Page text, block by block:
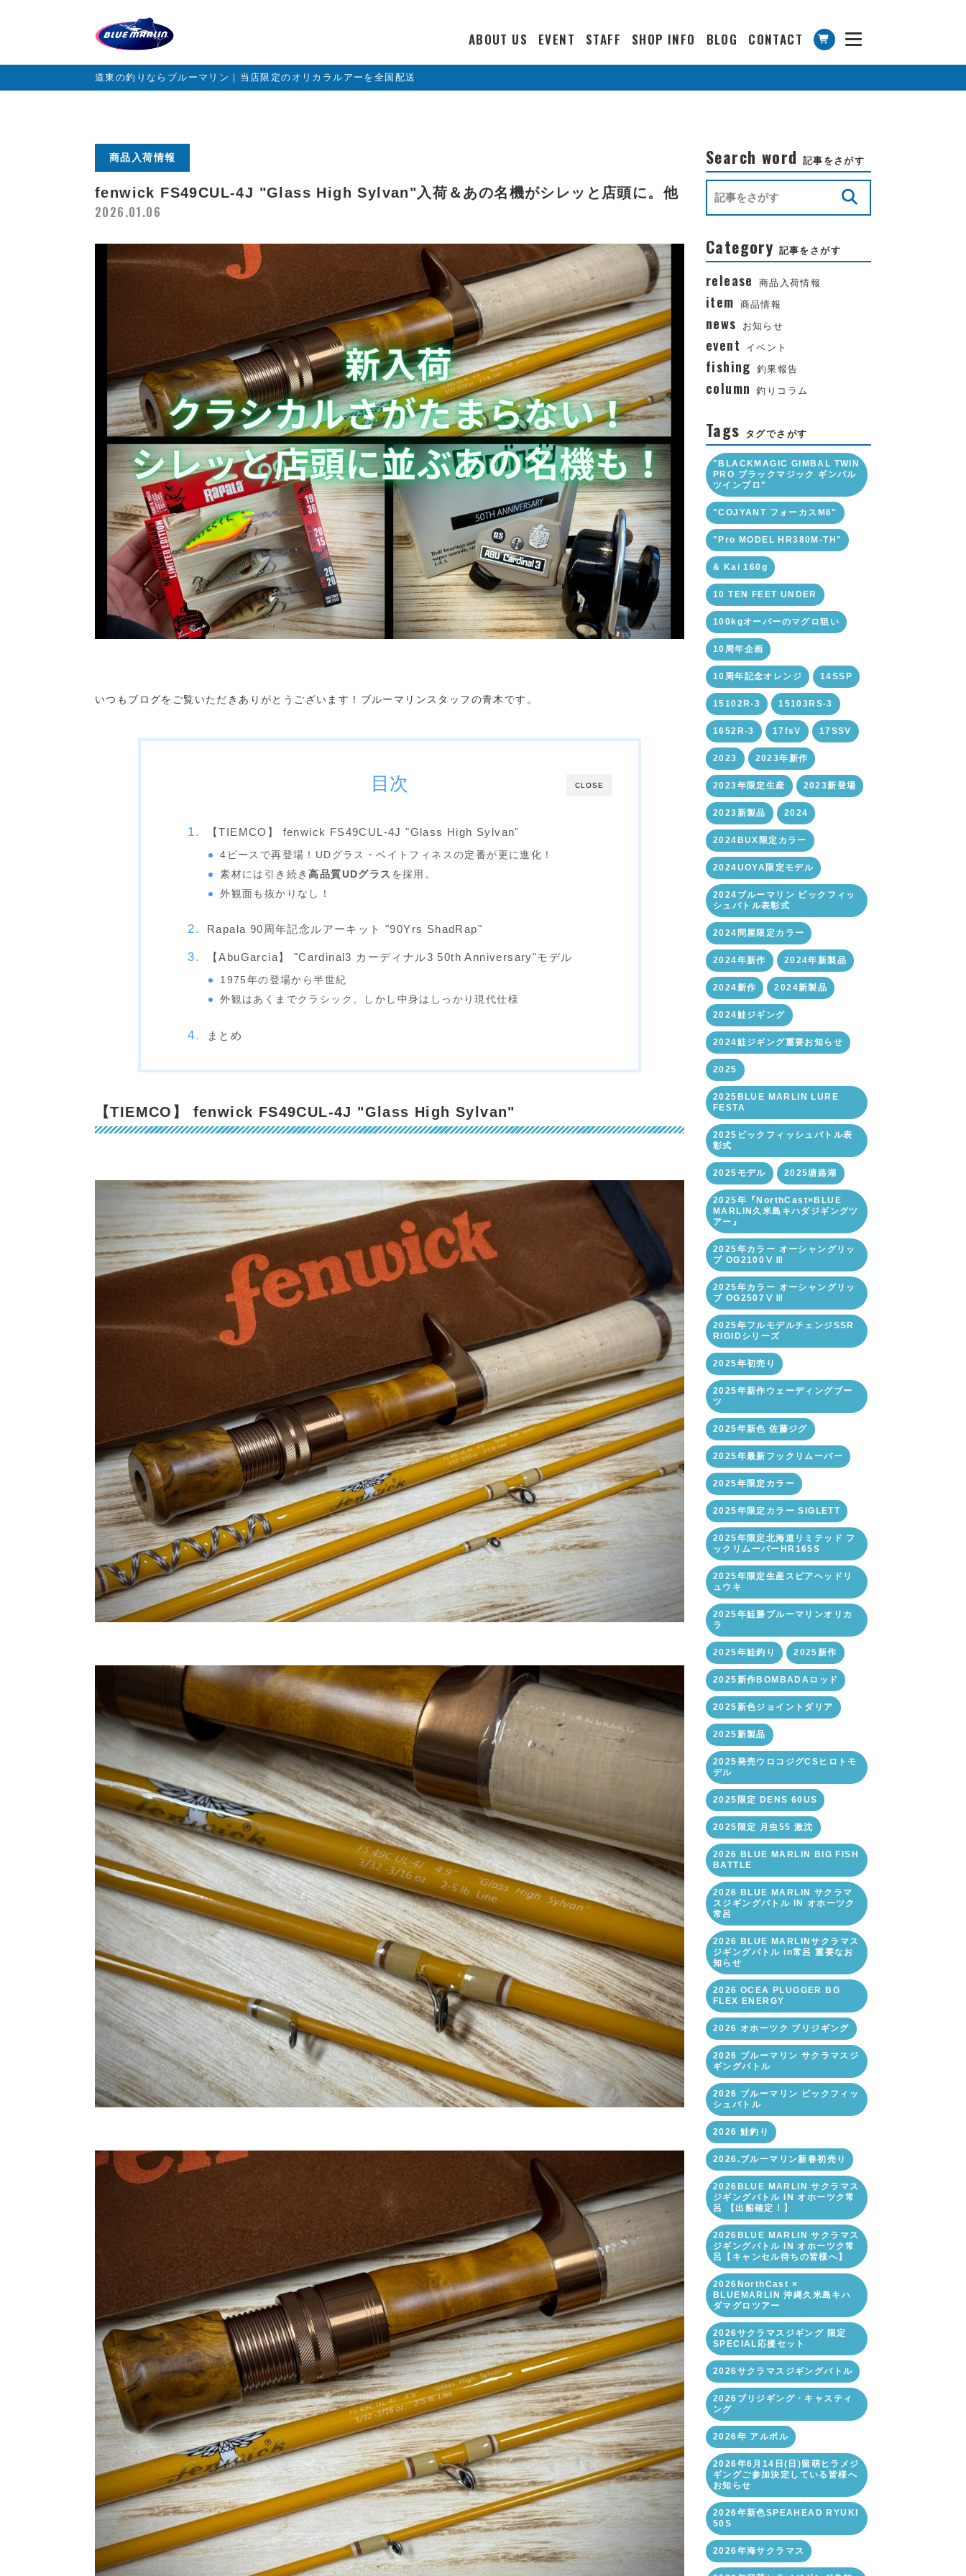
ABOUT US EVENT STAFF SHOP INFO BLOG CONTACT
道東の釣りならブルーマリン｜当店限定のオリカラルアーを全国配送
商品入荷情報
fenwick FS49CUL-4J "Glass High Sylvan"入荷＆あの名機がシレッと店頭に。他
2026.01.06
いつもブログをご覧いただきありがとうございます！ブルーマリンスタッフの青木です。
CLOSE
目次
【TIEMCO】 fenwick FS49CUL-4J "Glass High Sylvan"
4ピースで再登場！UDグラス・ベイトフィネスの定番が更に進化！
素材には引き続き 高品質UDグラス を採用。
外観面も抜かりなし！
Rapala 90周年記念ルアーキット "90Yrs ShadRap"
【AbuGarcia】 "Cardinal3 カーディナル3 50th Anniversary"モデル
1975年の登場から半世紀
外観はあくまでクラシック。しかし中身はしっかり現代仕様
まとめ
【TIEMCO】 fenwick FS49CUL-4J "Glass High Sylvan"
Search word 記事をさがす
Category 記事をさがす
release 商品入荷情報
item 商品情報
news お知らせ
event イベント
fishing 釣果報告
column 釣りコラム
Tags タグでさがす
"BLACKMAGIC GIMBAL TWIN
PRO ブラックマジック ギンバル
ツインプロ"
"COJYANT フォーカスM6"
"Pro MODEL HR380M-TH"
& Kai 160g
10 TEN FEET UNDER
100kgオーバーのマグロ狙い
10周年企画
10周年記念オレンジ 14SSP
15102R-3 15103RS-3
1652R-3 17fsV 17SSV
2023 2023年新作
2023年限定生産 2023新登場
2023新製品 2024
2024BUX限定カラー
2024UOYA限定モデル
2024ブルーマリン ビックフィッ
シュバトル表彰式
2024問屋限定カラー
2024年新作 2024年新製品
2024新作 2024新製品
2024鮭ジギング
2024鮭ジギング重要お知らせ
2025
2025BLUE MARLIN LURE
FESTA
2025ビックフィッシュバトル表
彰式
2025モデル 2025塘路湖
2025年『NorthCast×BLUE
MARLIN久米島キハダジギングツ
アー』
2025年カラー オーシャングリッ
プ OG2100ⅤⅢ
2025年カラー オーシャングリッ
プ OG2507ⅤⅢ
2025年フルモデルチェンジSSR
RIGIDシリーズ
2025年初売り
2025年新作ウェーディングブー
ツ
2025年新色 佐藤ジグ
2025年最新フックリムーバー
2025年限定カラー
2025年限定カラー SIGLETT
2025年限定北海道リミテッド フ
ックリムーバーHR165S
2025年限定生産スピアヘッドリ
ュウキ
2025年鮭勝ブルーマリンオリカ
ラ
2025年鮭釣り 2025新作
2025新作BOMBADAロッド
2025新色ジョイントダリア
2025新製品
2025発売ウロコジグCSヒロトモ
デル
2025限定 DENS 60US
2025限定 月虫55 激沈
2026 BLUE MARLIN BIG FISH
BATTLE
2026 BLUE MARLIN サクラマ
スジギングバトル IN オホーツク
常呂
2026 BLUE MARLINサクラマス
ジギングバトル in常呂 重要なお
知らせ
2026 OCEA PLUGGER BG
FLEX ENERGY
2026 オホーツク ブリジギング
2026 ブルーマリン サクラマスジ
ギングバトル
2026 ブルーマリン ビックフィッ
シュバトル
2026 鮭釣り
2026.ブルーマリン新春初売り
2026BLUE MARLIN サクラマス
ジギングバトル IN オホーツク常
呂 【出船確定！】
2026BLUE MARLIN サクラマス
ジギングバトル IN オホーツク常
呂【キャンセル待ちの皆様へ】
2026NorthCast ×
BLUEMARLIN 沖縄久米島キハ
ダマグロツアー
2026サクラマスジギング 限定
SPECIAL応援セット
2026サクラマスジギングバトル
2026ブリジギング・キャスティ
ング
2026年 アルボル
2026年6月14日(日)留萌ヒラメジ
ギングご参加決定している皆様へ
お知らせ
2026年新色SPEAHEAD RYUKI
50S
2026年海サクラマス